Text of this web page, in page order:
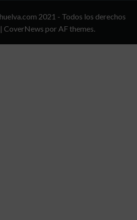
CONDICIONES
2021 - Todos los derechos
| CoverNews por AF themes.